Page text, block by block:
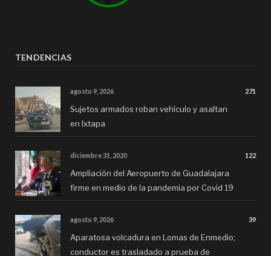
TENDENCIAS
agosto 9, 2026 271
Sujetos armados roban vehículo y asaltan
en Ixtapa
diciembre 31, 2020 122
Ampliación del Aeropuerto de Guadalajara
firme en medio de la pandemia por Covid 19
agosto 9, 2026 39
Aparatosa volcadura en Lomas de Enmedio;
conductor es trasladado a prueba de